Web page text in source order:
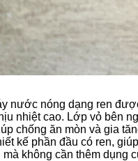
nước nóng dạng ren
nhiệt cao. Lớp vỏ bên
chống ăn mòn và gia
kế phần đầu có ren,
không cần thêm dụng